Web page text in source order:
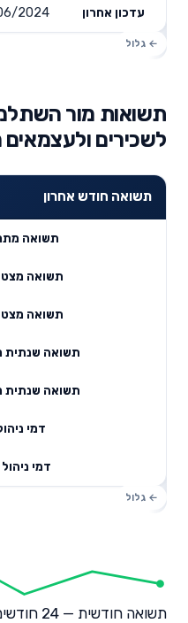
עדכון אחרון 2024
תשואות מור
לשכירים
תשואה חודש אחרון
תשואה
תשואה מצטברת
תשואה מצטברת
תשואה שנתית
תשואה שנתית
דמי
דמי
תשואה חודשית — 24 חודשים אחרונים